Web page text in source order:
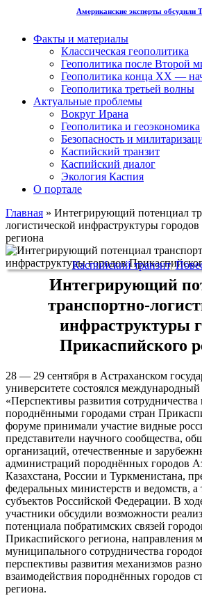
Американские эксперты обсудили
Факты и материалы
Классическая геополитика
Геополитика после Второй
Геополитика конца XX —
Геополитика третьей волны
Актуальные проблемы
Вокруг Ирана
Геополитика и геоэкономика
Безопасность и
Каспийский транзит
Каспийский диалог
Экология Каспия
О портале
Главная » Интегрирующий потенциал
логистической инфраструктуры
региона
Каспийский транзит,
Интегрирующий
транспортно-
инфраструктуры
Прикаспийского
28 — 29 сентября в Астраханском
университете состоялся
«Перспективы развития
породнёнными городами стран
форуме принимали участие видные
представители научного сообщества,
организаций, отечественные и
администраций породнённых городов
Казахстана, России и Туркменистана,
федеральных министерств и ведомств, а
субъектов Российской Федерации. В
участники обсудили возможности
потенциала побратимских связей
Прикаспийского региона, направления
муниципального сотрудничества
перспективы развития механизмов
взаимодействия породнённых городов
региона.